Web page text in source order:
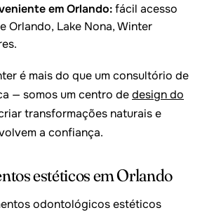
em Orlando:fácil acesso
Orlando, Lake Nona, Winter
é mais do que um consultório de
— somos um centro dedesign do
transformações naturais e
a confiança.
estéticos em Orlando
odontológicos estéticos